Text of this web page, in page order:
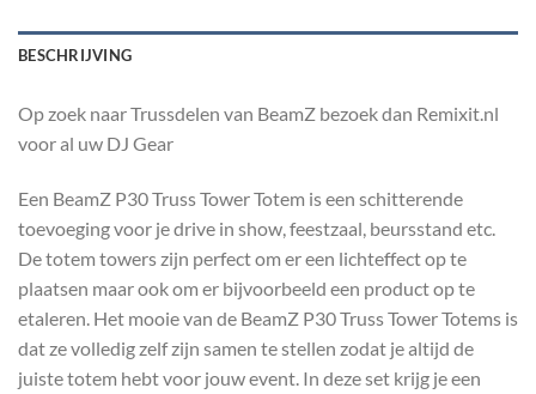
BESCHRIJVING
Op zoek naar Trussdelen van BeamZ bezoek dan Remixit.nl
voor al uw DJ Gear
Een BeamZ P30 Truss Tower Totem is een schitterende
toevoeging voor je drive in show, feestzaal, beursstand etc.
De totem towers zijn perfect om er een lichteffect op te
plaatsen maar ook om er bijvoorbeeld een product op te
etaleren. Het mooie van de BeamZ P30 Truss Tower Totems is
dat ze volledig zelf zijn samen te stellen zodat je altijd de
juiste totem hebt voor jouw event. In deze set krijg je een